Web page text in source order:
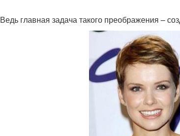
Ведь главная задача такого преображения –